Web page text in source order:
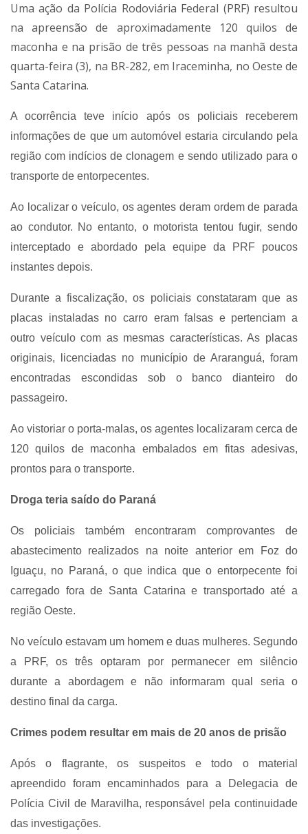
Uma ação da Polícia Rodoviária Federal (PRF) resultou
na apreensão de aproximadamente 120 quilos de
maconha e na prisão de três pessoas na manhã desta
quarta-feira (3), na BR-282, em Iraceminha, no Oeste de
Santa Catarina.
A ocorrência teve início após os policiais receberem
informações de que um automóvel estaria circulando pela
região com indícios de clonagem e sendo utilizado para o
transporte de entorpecentes.
Ao localizar o veículo, os agentes deram ordem de parada
ao condutor. No entanto, o motorista tentou fugir, sendo
interceptado e abordado pela equipe da PRF poucos
instantes depois.
Durante a fiscalização, os policiais constataram que as
placas instaladas no carro eram falsas e pertenciam a
outro veículo com as mesmas características. As placas
originais, licenciadas no município de Araranguá, foram
encontradas escondidas sob o banco dianteiro do
passageiro.
Ao vistoriar o porta-malas, os agentes localizaram cerca de
120 quilos de maconha embalados em fitas adesivas,
prontos para o transporte.
Droga teria saído do Paraná
Os policiais também encontraram comprovantes de
abastecimento realizados na noite anterior em Foz do
Iguaçu, no Paraná, o que indica que o entorpecente foi
carregado fora de Santa Catarina e transportado até a
região Oeste.
No veículo estavam um homem e duas mulheres. Segundo
a PRF, os três optaram por permanecer em silêncio
durante a abordagem e não informaram qual seria o
destino final da carga.
Crimes podem resultar em mais de 20 anos de prisão
Após o flagrante, os suspeitos e todo o material
apreendido foram encaminhados para a Delegacia de
Polícia Civil de Maravilha, responsável pela continuidade
das investigações.